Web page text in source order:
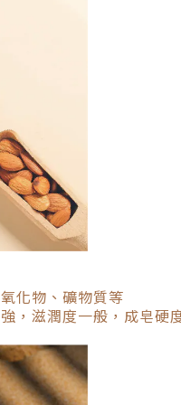
化物、礦物質等
，滋潤度一般，成皂硬